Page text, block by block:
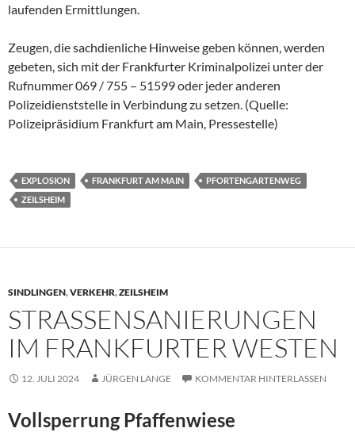
laufenden Ermittlungen.
Zeugen, die sachdienliche Hinweise geben können, werden
gebeten, sich mit der Frankfurter Kriminalpolizei unter der
Rufnummer 069 / 755 – 51599 oder jeder anderen
Polizeidienststelle in Verbindung zu setzen. (Quelle:
Polizeipräsidium Frankfurt am Main, Pressestelle)
EXPLOSION FRANKFURT AM MAIN
PFORTENGARTENWEG
ZEILSHEIM
SINDLINGEN,VERKEHR,ZEILSHEIM
STRASSENSANIERUNGEN I
M FRANKFURTER WESTEN
12. JULI 2024 JÜRGEN LANGE KOMMENTAR HINTERLASSEN
Vollsperrung Pfaffenwiese